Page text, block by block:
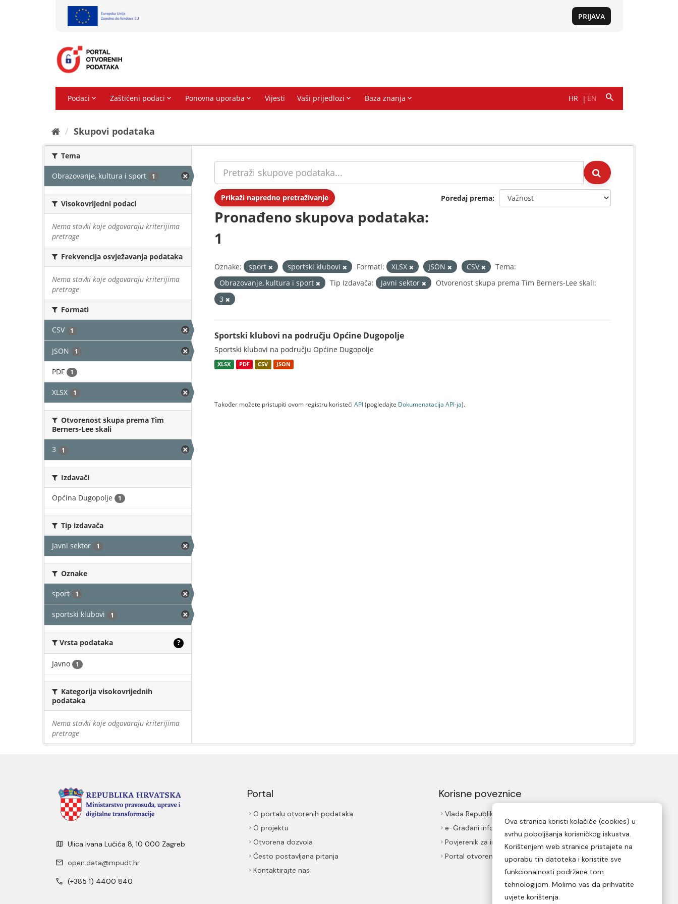
Skupovi podаtаkа
Tema
Obrazovanje, kultura i sport 1
Visokovrijedni podaci
Nema stavki koje odgovaraju kriterijima
pretrage
Frekvencija osvježavanja podataka
Nema stavki koje odgovaraju kriterijima
pretrage
Formati
CSV 1
JSON 1
PDF 1
XLSX 1
Otvorenost skupa prema Tim
Berners-Lee skali
3 1
Izdavači
Općina Dugopolje 1
Tip izdavača
Javni sektor 1
Oznake
sport 1
sportski klubovi 1
Vrsta podataka ?
Javno 1
Kategorija visokovrijednih
podataka
Nema stavki koje odgovaraju kriterijima
pretrage
Prikaži napredno pretraživanje Poredaj prema
Pronađeno skupova podataka:
1
Oznake: sport sportski klubovi Formati: XLSX JSON CSV
Tema:
Obrazovanje, kultura i sport
Tip Izdavača: Javni sektor
Otvorenost skupa prema Tim Berners-Lee skali:
3
Sportski klubovi na području Općine Dugopolje
Sportski klubovi na području Općine Dugopolje
XLSX PDF CSV JSON
Također možete pristupiti ovom registru koristeći API(pogledajte Dokumenаtаcijа API-jа).